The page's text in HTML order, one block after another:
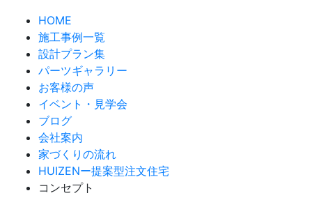
HOME
施工事例一覧
設計プラン集
パーツギャラリー
お客様の声
イベント・見学会
ブログ
会社案内
家づくりの流れ
HUIZENー提案型注文住宅
コンセプト